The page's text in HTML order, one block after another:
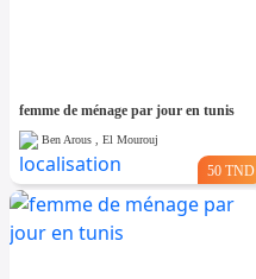
femme de ménage par jour en tunis
Ben Arous , El Mourouj
50 TND